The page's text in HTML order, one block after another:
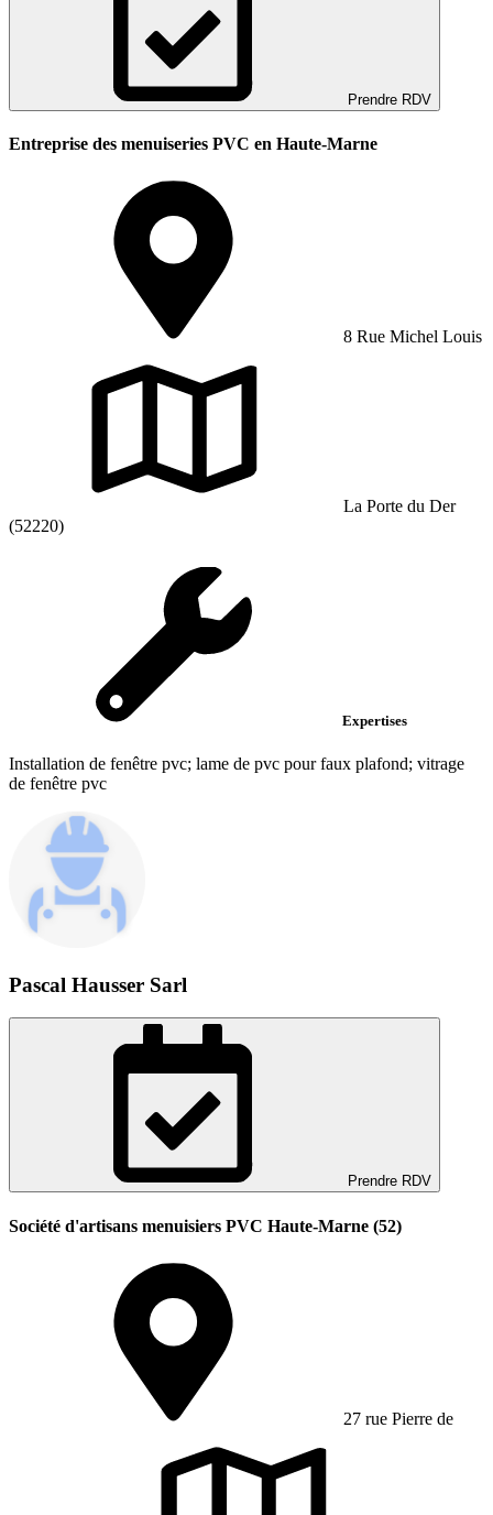
Prendre RDV
Entreprise des menuiseries PVC en Haute-Marne
8 Rue Michel Louis
La Porte du Der
(52220)
Expertises
Installation de fenêtre pvc; lame de pvc pour faux plafond; vitrage
de fenêtre pvc
Pascal Hausser Sarl
Prendre RDV
Société d'artisans menuisiers PVC Haute-Marne (52)
27 rue Pierre de